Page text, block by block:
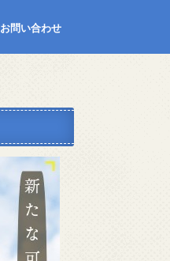
お問い合わせ